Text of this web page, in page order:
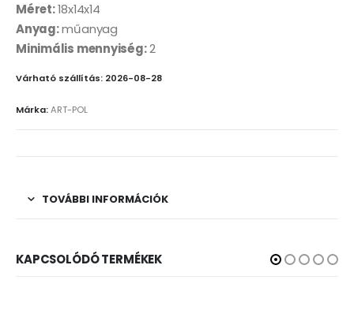
Méret:18x14x14
Anyag:műanyag
Minimális mennyiség:2
Várható szállítás: 2026-08-28
Márka:ART-POL
TOVÁBBI INFORMÁCIÓK
KAPCSOLÓDÓ TERMÉKEK